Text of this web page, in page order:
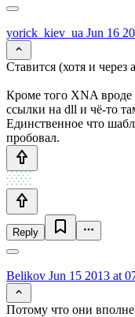
yorick_kiev_ua Jun 16
Cтавится (хотя и
Кроме того XNA
ссылки на dll и чё-то
Единственное что
пробовал.
Reply
Belikov Jun 15 2013 at
Потому что они